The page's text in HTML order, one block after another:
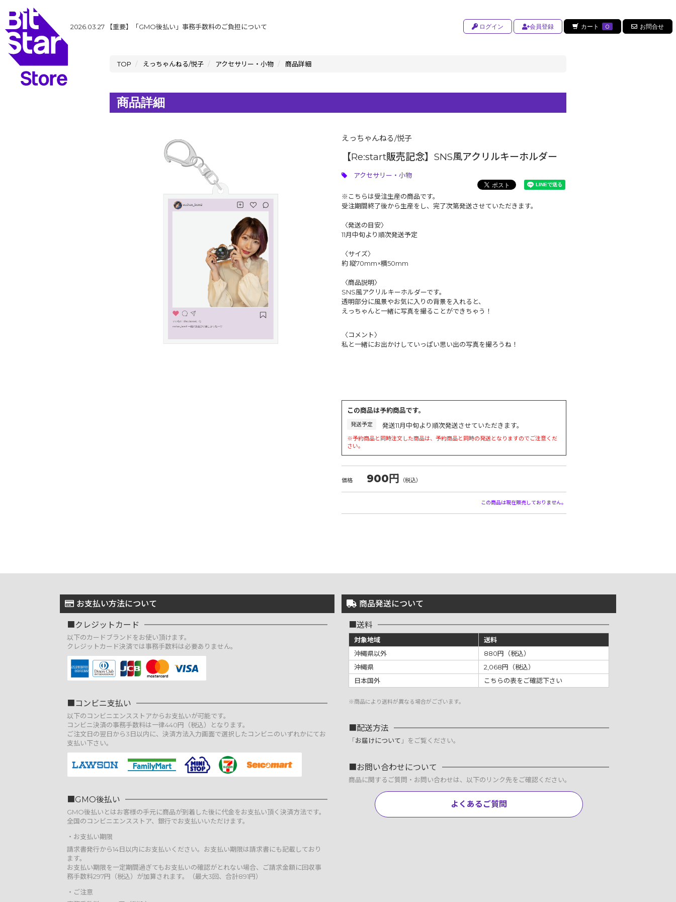
2026.03.27 【重要】「GMO後払い」事務手数料のご負担について ログイン 会員登録 カート 0 お問合せ
TOP えっちゃんねる/悦子 アクセサリー・小物 商品詳細
商品詳細
えっちゃんねる/悦子
【Re:start販売記念】SNS風アクリルキーホルダー
アクセサリー・小物
※こちらは受注生産の商品です。
受注期間終了後から生産をし、完了次第発送させていただきます。
〈発送の目安〉
11月中旬より順次発送予定
〈サイズ〉
約 縦70mm×横50mm
〈商品説明〉
SNS風アクリルキーホルダーです。
透明部分に風景やお気に入りの背景を入れると、
えっちゃんと⼀緒に写真を撮ることができちゃう！
〈コメント〉
私と一緒にお出かけしていっぱい思い出の写真を撮ろうね！
この商品は予約商品です。
発送予定 発送11月中旬より順次発送させていただきます。
※予約商品と同時注文した商品は、予約商品と同時の発送となりますのでご注意くだ
さい。
価格 900円 （税込）
この商品は現在販売しておりません。
お支払い方法について
クレジットカード
以下のカードブランドをお使い頂けます。
クレジットカード決済では事務手数料は必要ありません。
コンビニ支払い
以下のコンビニエンスストアからお支払いが可能です。
コンビニ決済の事務手数料は一律440円（税込）となります。
ご注文日の翌日から3日以内に、決済方法入力画面で選択したコンビニのいずれかにてお
支払い下さい。
GMO後払い
GMO後払いとはお客様の手元に商品が到着した後に代金をお支払い頂く決済方法です。
全国のコンビニエンスストア、銀行でお支払いいただけます。
お支払い期限
請求書発行から14日以内にお支払いください。お支払い期限は請求書にも記載しており
ます。
お支払い期限を一定期間過ぎてもお支払いの確認がとれない場合、ご請求金額に回収事
務手数料297円（税込）が加算されます。（最大3回、合計891円）
ご注意
商品発送について
送料
対象地域
送料
沖縄県以外
880円（税込）
沖縄県
2,068円（税込）
日本国外
こちらの表をご確認下さい
※商品により送料が異なる場合がございます。
配送方法
「お届けについて 」をご覧ください。
お問い合わせについて
商品に関するご質問・お問い合わせは、以下のリンク先をご確認ください。
よくあるご質問